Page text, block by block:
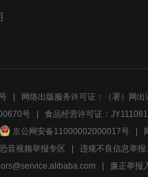
网络出版服务许可证：（署）网
号 食品经营许可证：
京公网安备11000002000017号
音视频举报专区
违规不良信息举
廉正举报